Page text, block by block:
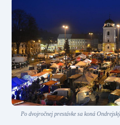
Po dvojročnej prestávke sa koná